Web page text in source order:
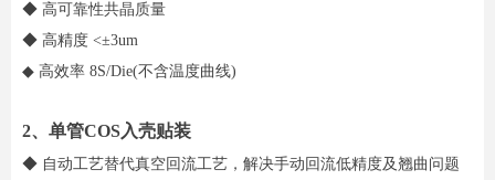
◆ 高可靠性共晶质量
◆ 高精度 <±3um
◆ 高效率 8S/Die(不含温度曲线)
2、单管COS入壳贴装
◆ 自动工艺替代真空回流工艺，解决手动回流低精度及翘曲问题